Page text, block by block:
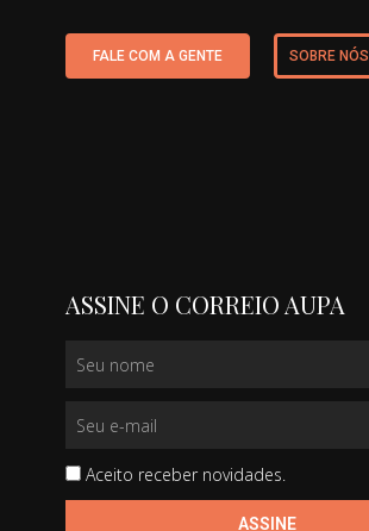
FALE COM A GENTE SOBRE NÓS
ASSINE O CORREIO AUPA
Aceito receber novidades.
ASSINE